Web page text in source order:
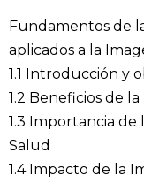
Fundamentos de
aplicados a la
1.1 Introducción y
1.2 Beneficios de la
1.3 Importancia
Salud
1.4 Impacto de la